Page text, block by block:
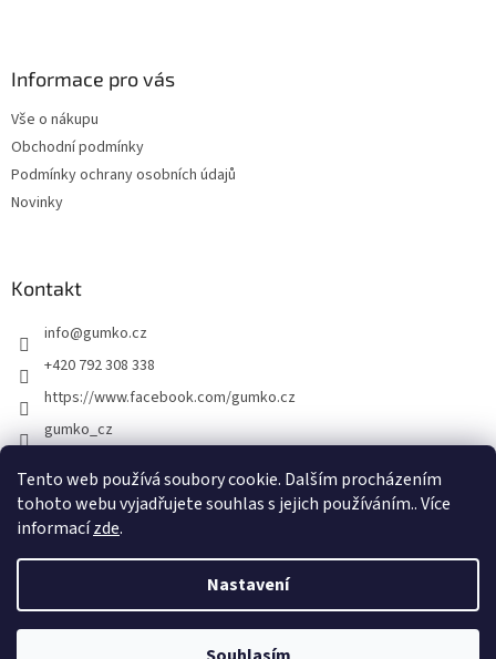
Tento web používá soubory cookie. Dalším procházením
tohoto webu vyjadřujete souhlas s jejich používáním.. Více
informacízde.
Nastavení
Informace pro vás
Vše o nákupu
Obchodní podmínky
Podmínky ochrany osobních údajů
Novinky
Kontakt
info@gumko.cz
+420 792 308 338
https://www.facebook.com/gumko.cz
gumko_cz
Vytvořil Shoptet
Gumko.cz. Všechna práva vyhrazena.